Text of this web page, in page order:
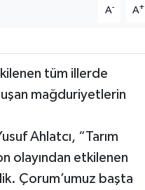
A- A+
tüm illerde
mağduriyetlerin
Ahlatcı, “Tarım
olayından etkilenen
Çorum’umuz başta